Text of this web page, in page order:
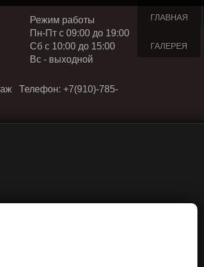
Режим работы
Пн-Пт с 09:00 до 19:00
Cб с 10:00 до 15:00
Вс - выходной
Телефон: +7(910)-785-
ГЛАВНАЯ
ГАЛЕРЕЯ